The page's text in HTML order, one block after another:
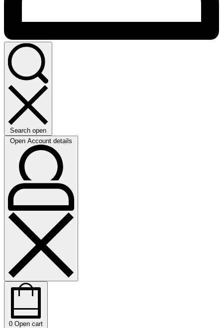
Search open
Open Account details
0 Open cart